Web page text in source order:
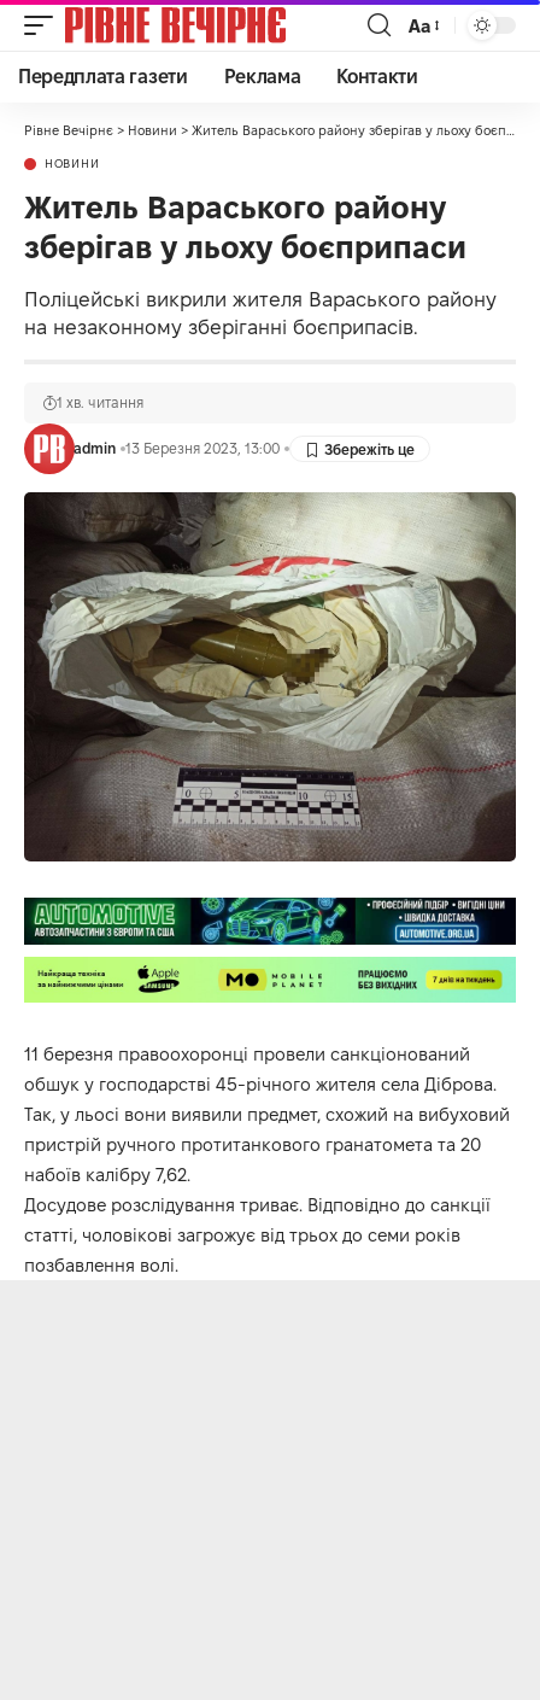
Аа
Передплата газети Реклама Контакти
Рівне Вечірнє > Новини > Житель Вараського району зберігав у льоху боєприпаси
НОВИНИ
Житель Вараського району
зберігав у льоху боєприпаси
Поліцейські викрили жителя Вараського району
на незаконному зберіганні боєприпасів.
admin 13 Березня 2023, 13:00
1 хв. читання
11 березня правоохоронці провели санкціонований
обшук у господарстві 45-річного жителя села Діброва.
Так, у льосі вони виявили предмет, схожий на вибуховий
пристрій ручного протитанкового гранатомета та 20
набоїв калібру 7,62.
Досудове розслідування триває. Відповідно до санкції
статті, чоловікові загрожує від трьох до семи років
позбавлення волі.